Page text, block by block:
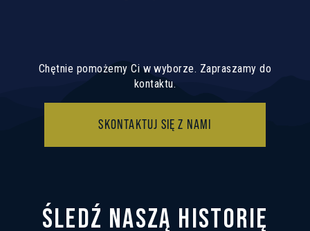
Chętnie pomożemy Ci w wyborze. Zapraszamy do
kontaktu.
SKONTAKTUJ SIĘ Z NAMI
ŚLEDŹ NASZĄ HISTORIĘ